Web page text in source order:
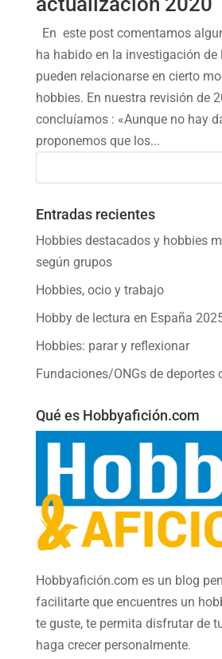
En este post comentamos
ha habido en la investigación
pueden relacionarse en cierto
hobbies. En nuestra revisión de
concluíamos : «Aunque no hay
proponemos que los...
Entradas recientes
Hobbies destacados y hobbies
según grupos
Hobbies, ocio y trabajo
Hobby de lectura en España
Hobbies: parar y reflexionar
Fundaciones/ONGs de deportes
Qué es Hobbyafición.com
Hobbyafición.com es un blog
facilitarte que encuentres un
te guste, te permita disfrutar de
haga crecer personalmente.